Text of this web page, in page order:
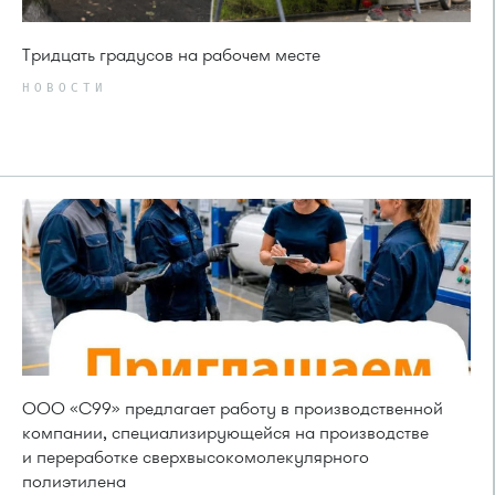
Тридцать градусов на рабочем месте
НОВОСТИ
ООО «С99» предлагает работу в производственной
компании, специализирующейся на производстве
и переработке сверхвысокомолекулярного
полиэтилена